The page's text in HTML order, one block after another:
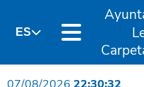
ES
07/08/2026 22:30:32